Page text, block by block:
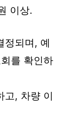
이상.
정되며, 예
를 확인하
고, 차량 이